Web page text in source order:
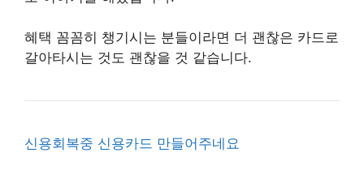
혜택 꼼꼼히 챙기시는 분들이라면 더 괜찮은 카드로
갈아타시는 것도 괜찮을 것 같습니다.
신용회복중 신용카드 만들어주네요